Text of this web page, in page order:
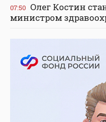
07:50 Олег Костин
министром